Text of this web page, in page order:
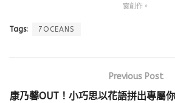
窗創作。
Tags: 7OCEANS
Previous Post
康乃馨OUT！小巧思以花語拼出專屬